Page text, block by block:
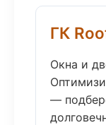
ГК
Окна и
—